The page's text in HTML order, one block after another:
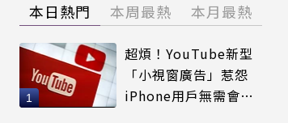
本日熱門 本周最熱 本月最熱
超煩！YouTube新型
「小視窗廣告」惹怨
iPhone用戶無需會員